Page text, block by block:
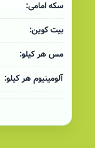
سکه امامی:
بیت کوین:
مس هر کیلو:
آلومینیوم هر کیلو: